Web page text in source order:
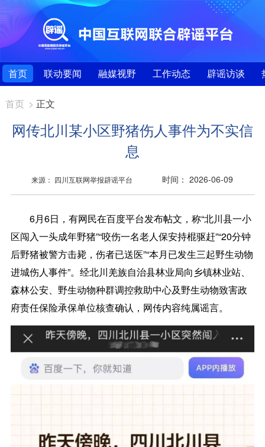
首页 联动要闻 融媒视野 工作动态 辟谣访谈
首页 > 正文
网传北川某小区野猪伤人事件为不实信
息
来源： 四川互联网举报辟谣平台 时间： 2026-06-09
6月6日，有网民在百度平台发布帖文，称“北川县一小
区闯入一头成年野猪”“咬伤一名老人保安持棍驱赶”“20分钟
后野猪被警方击毙，伤者已送医”“本月已发生三起野生动物
进城伤人事件”。经北川羌族自治县林业局向乡镇林业站、
森林公安、野生动物种群调控救助中心及野生动物致害政
府责任保险承保单位核查确认，网传内容纯属谣言。